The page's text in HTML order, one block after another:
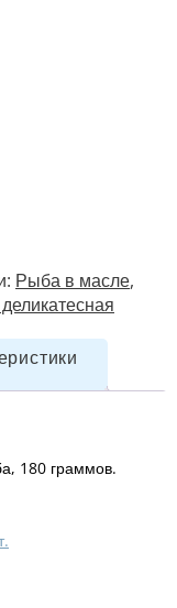
Рыба в масле,
180 граммов.